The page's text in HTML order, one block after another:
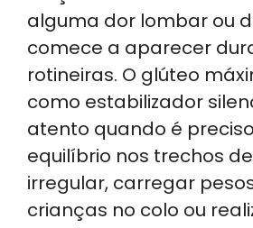
alguma dor lombar ou
comece a aparecer
rotineiras. O glúteo
como estabilizador
atento quando é
equilíbrio nos trechos
irregular, carregar
crianças no colo ou